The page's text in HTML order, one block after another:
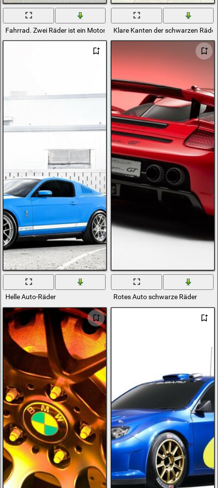
Fahrrad. Zwei Räder ist ein MotorradKlare Kanten der schwarzen Räder
Helle Auto-Räder Rotes Auto schwarze Räder